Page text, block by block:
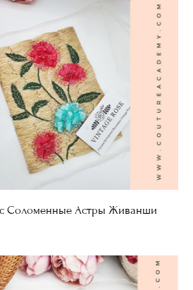
Соломенные Астры Живанши